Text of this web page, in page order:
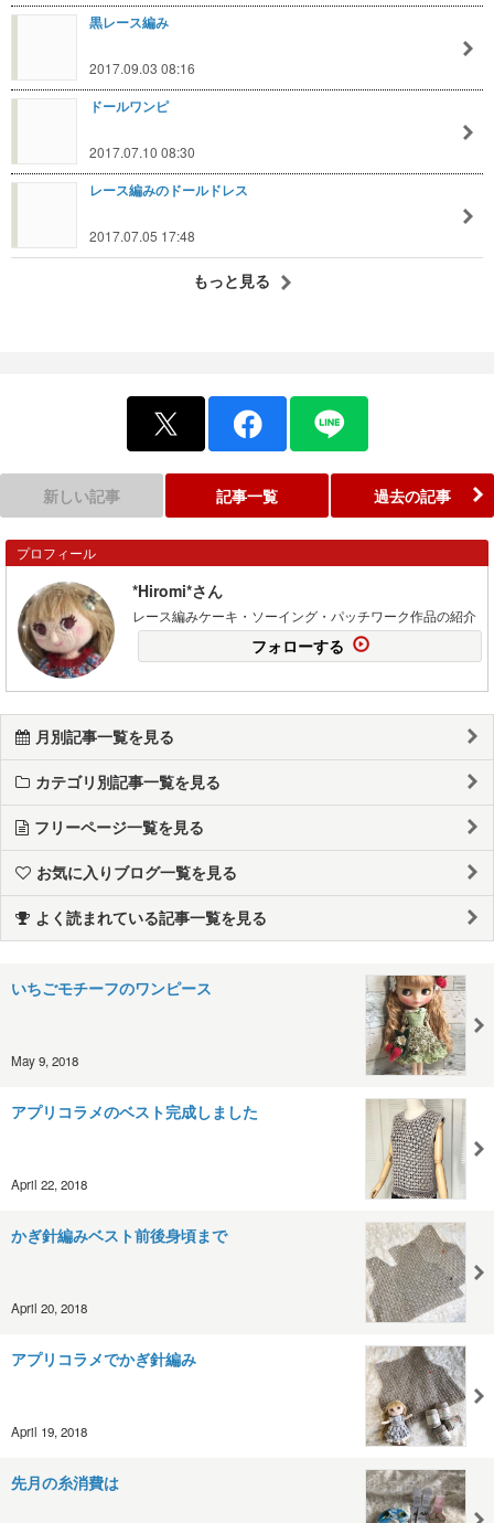
黒レース編み
2017.09.03 08:16
ドールワンピ
2017.07.10 08:30
レース編みのドールドレス
2017.07.05 17:48
もっと見る
新しい記事 記事一覧 過去の記事
プロフィール
*Hiromi*さん
レース編みケーキ・ソーイング・パッチワーク作品の紹介
フォローする
月別記事一覧を見る
カテゴリ別記事一覧を見る
フリーページ一覧を見る
お気に入りブログ一覧を見る
よく読まれている記事一覧を見る
いちごモチーフのワンピース
May 9, 2018
アプリコラメのベスト完成しました
April 22, 2018
かぎ針編みベスト前後身頃まで
April 20, 2018
アプリコラメでかぎ針編み
April 19, 2018
先月の糸消費は